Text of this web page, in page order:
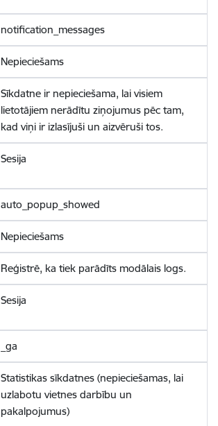
notification_messages
Nepieciešams
Sīkdatne ir nepieciešama, lai visiem
lietotājiem nerādītu ziņojumus pēc tam,
kad viņi ir izlasījuši un aizvēruši tos.
Sesija
auto_popup_showed
Nepieciešams
Reģistrē, ka tiek parādīts modālais logs.
Sesija
_ga
Statistikas sīkdatnes (nepieciešamas, lai
uzlabotu vietnes darbību un
pakalpojumus)